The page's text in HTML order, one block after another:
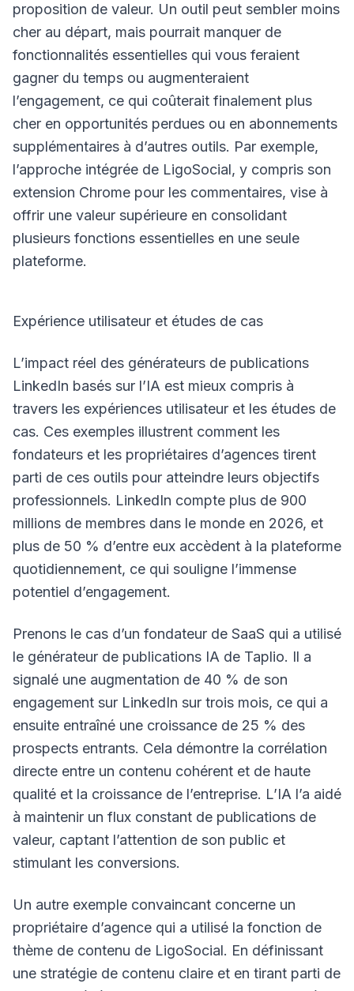
proposition de valeur. Un outil peut sembler moins
cher au départ, mais pourrait manquer de
fonctionnalités essentielles qui vous feraient
gagner du temps ou augmenteraient
l’engagement, ce qui coûterait finalement plus
cher en opportunités perdues ou en abonnements
supplémentaires à d’autres outils. Par exemple,
l’approche intégrée de LigoSocial, y compris son
extension Chrome pour les commentaires, vise à
offrir une valeur supérieure en consolidant
plusieurs fonctions essentielles en une seule
plateforme.
Expérience utilisateur et études de cas
L’impact réel des générateurs de publications
LinkedIn basés sur l’IA est mieux compris à
travers les expériences utilisateur et les études de
cas. Ces exemples illustrent comment les
fondateurs et les propriétaires d’agences tirent
parti de ces outils pour atteindre leurs objectifs
professionnels. LinkedIn compte plus de 900
millions de membres dans le monde en 2026, et
plus de 50 % d’entre eux accèdent à la plateforme
quotidiennement, ce qui souligne l’immense
potentiel d’engagement.
Prenons le cas d’un fondateur de SaaS qui a utilisé
le générateur de publications IA de Taplio. Il a
signalé une augmentation de 40 % de son
engagement sur LinkedIn sur trois mois, ce qui a
ensuite entraîné une croissance de 25 % des
prospects entrants. Cela démontre la corrélation
directe entre un contenu cohérent et de haute
qualité et la croissance de l’entreprise. L’IA l’a aidé
à maintenir un flux constant de publications de
valeur, captant l’attention de son public et
stimulant les conversions.
Un autre exemple convaincant concerne un
propriétaire d’agence qui a utilisé la fonction de
thème de contenu de LigoSocial. En définissant
une stratégie de contenu claire et en tirant parti de